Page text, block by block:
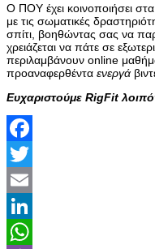
Ο ΠΟΥ έχει κοινοποιήσει
με τις σωματικές
σπίτι, βοηθώντας σας να
χρειάζεται να πάτε σε
περιλαμβάνουν online
προαναφερθέντα ενεργά
Ευχαριστούμε RigFit
Facebook
Twitter
Email
LinkedIn